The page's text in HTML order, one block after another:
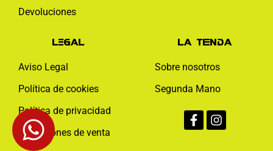
Devoluciones
Legal
Aviso Legal
Política de cookies
Política de privacidad
Condiciones de venta
La tienda
Sobre nosotros
Segunda Mano
f